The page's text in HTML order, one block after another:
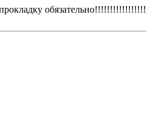
обязательно!!!!!!!!!!!!!!!!!